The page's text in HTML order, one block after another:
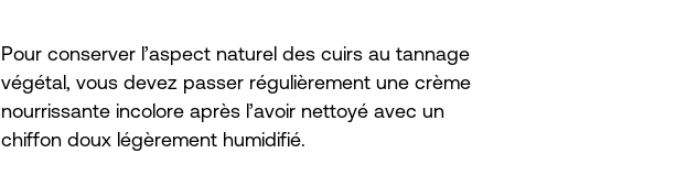
Pour conserver l’aspect naturel des cuirs au tannage
végétal, vous devez passer régulièrement une crème
nourrissante incolore après l’avoir nettoyé avec un
chiffon doux légèrement humidifié.